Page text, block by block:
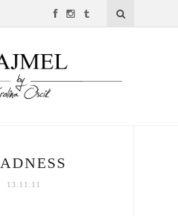
13.11.11